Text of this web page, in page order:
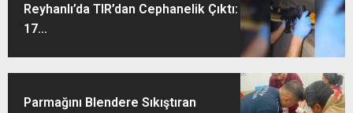
Reyhanlı’da TIR’dan Cephanelik Çıktı:
17...
Parmağını Blendere Sıkıştıran